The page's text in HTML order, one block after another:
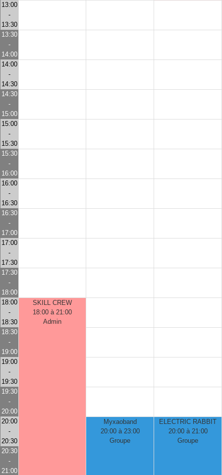
13:00
-
13:30
13:30
-
14:00
14:00
-
14:30
14:30
-
15:00
15:00
-
15:30
15:30
-
16:00
16:00
-
16:30
16:30
-
17:00
17:00
-
17:30
17:30
-
18:00
18:00
-
18:30
SKILL CREW
18:00 à 21:00
Admin
18:30
-
19:00
19:00
-
19:30
19:30
-
20:00
20:00
-
20:30
Myxaoband
20:00 à 23:00
Groupe
ELECTRIC RABBIT
20:00 à 21:00
Groupe
20:30
-
21:00